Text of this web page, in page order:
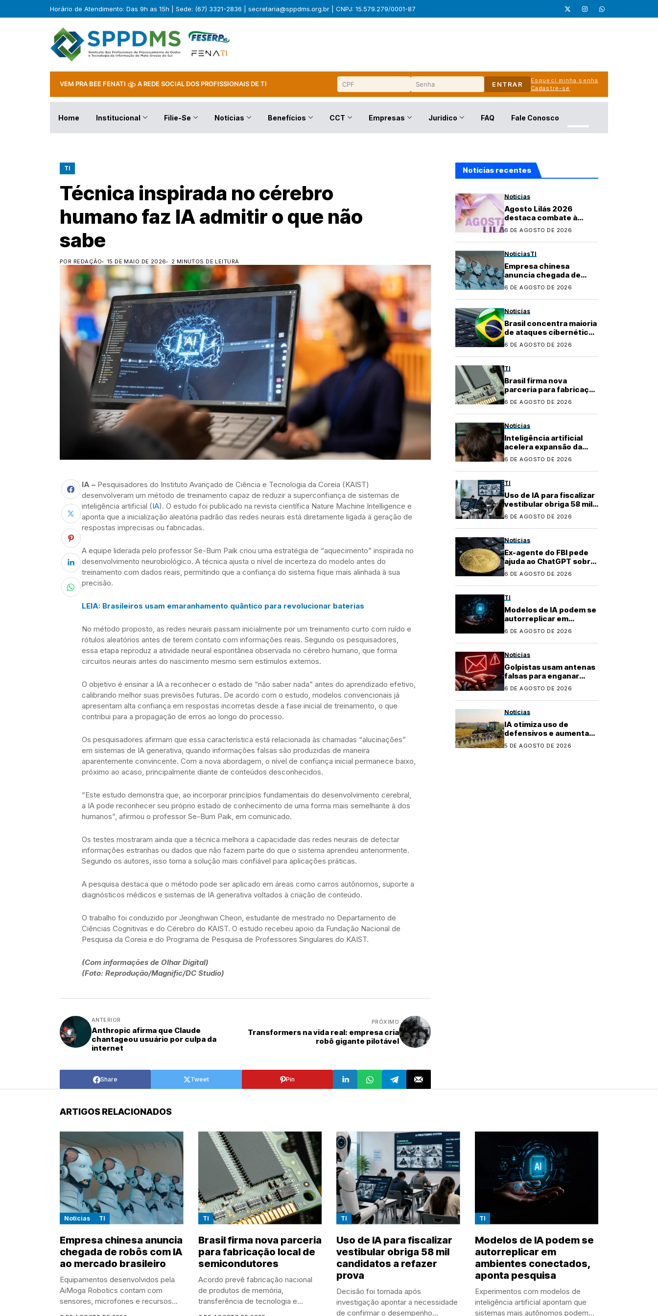
Horário de Atendimento: Das 9h as 15h | Sede: (67) 3321-2836 | secretaria@sppdms.org.br | CNPJ: 15.579.279/0001-87
VEM PRA BEE FENATI A REDE SOCIAL DOS PROFISSIONAIS DE TI ENTRAR
Esqueci minha senha
Cadastre-se
Home Institucional Filie-Se Notícias Benefícios CCT Empresas Jurídico FAQ Fale Conosco
TI
Técnica inspirada no cérebro
humano faz IA admitir o que não
sabe
POR REDAÇÃO 15 DE MAIO DE 2026 2 MINUTOS DE LEITURA
IA – Pesquisadores do Instituto Avançado de Ciência e Tecnologia da Coreia (KAIST)
desenvolveram um método de treinamento capaz de reduzir a superconfiança de sistemas de
inteligência artificial (IA). O estudo foi publicado na revista científica Nature Machine Intelligence e
aponta que a inicialização aleatória padrão das redes neurais está diretamente ligada à geração de
respostas imprecisas ou fabricadas.
A equipe liderada pelo professor Se-Bum Paik criou uma estratégia de “aquecimento” inspirada no
desenvolvimento neurobiológico. A técnica ajusta o nível de incerteza do modelo antes do
treinamento com dados reais, permitindo que a confiança do sistema fique mais alinhada à sua
precisão.
LEIA: Brasileiros usam emaranhamento quântico para revolucionar baterias
No método proposto, as redes neurais passam inicialmente por um treinamento curto com ruído e
rótulos aleatórios antes de terem contato com informações reais. Segundo os pesquisadores,
essa etapa reproduz a atividade neural espontânea observada no cérebro humano, que forma
circuitos neurais antes do nascimento mesmo sem estímulos externos.
O objetivo é ensinar a IA a reconhecer o estado de “não saber nada” antes do aprendizado efetivo,
calibrando melhor suas previsões futuras. De acordo com o estudo, modelos convencionais já
apresentam alta confiança em respostas incorretas desde a fase inicial de treinamento, o que
contribui para a propagação de erros ao longo do processo.
Os pesquisadores afirmam que essa característica está relacionada às chamadas “alucinações”
em sistemas de IA generativa, quando informações falsas são produzidas de maneira
aparentemente convincente. Com a nova abordagem, o nível de confiança inicial permanece baixo,
próximo ao acaso, principalmente diante de conteúdos desconhecidos.
“Este estudo demonstra que, ao incorporar princípios fundamentais do desenvolvimento cerebral,
a IA pode reconhecer seu próprio estado de conhecimento de uma forma mais semelhante à dos
humanos”, afirmou o professor Se-Bum Paik, em comunicado.
Os testes mostraram ainda que a técnica melhora a capacidade das redes neurais de detectar
informações estranhas ou dados que não fazem parte do que o sistema aprendeu anteriormente.
Segundo os autores, isso torna a solução mais confiável para aplicações práticas.
A pesquisa destaca que o método pode ser aplicado em áreas como carros autônomos, suporte a
diagnósticos médicos e sistemas de IA generativa voltados à criação de conteúdo.
O trabalho foi conduzido por Jeonghwan Cheon, estudante de mestrado no Departamento de
Ciências Cognitivas e do Cérebro do KAIST. O estudo recebeu apoio da Fundação Nacional de
Pesquisa da Coreia e do Programa de Pesquisa de Professores Singulares do KAIST.
(Com informações de Olhar Digital)
(Foto: Reprodução/Magnific/DC Studio)
ANTERIOR
Anthropic afirma que Claude
chantageou usuário por culpa da
internet
PRÓXIMO
Transformers na vida real: empresa cria
robô gigante pilotável
Share Tweet Pin
Notícias recentes
Notícias
Agosto Lilás 2026
destaca combate à
violência contra a
da Lei Maria da Penha
6 DE AGOSTO DE 2026
NotíciasTI
Empresa chinesa
anuncia chegada de
robôs com IA ao
6 DE AGOSTO DE 2026
Notícias
Brasil concentra maioria
de ataques cibernéticos
na América Latina
6 DE AGOSTO DE 2026
TI
Brasil firma nova
parceria para fabricação
local de
6 DE AGOSTO DE 2026
Notícias
Inteligência artificial
acelera expansão da
indústria do cibercrime
6 DE AGOSTO DE 2026
TI
Uso de IA para fiscalizar
vestibular obriga 58 mil
candidatos a refazer
6 DE AGOSTO DE 2026
Notícias
Ex-agente do FBI pede
ajuda ao ChatGPT sobre
como investir dinheiro
6 DE AGOSTO DE 2026
TI
Modelos de IA podem se
autorreplicar em
ambientes conectados,
6 DE AGOSTO DE 2026
Notícias
Golpistas usam antenas
falsas para enganar
celulares e enviar
fraudulentas
6 DE AGOSTO DE 2026
Notícias
IA otimiza uso de
defensivos e aumenta
precisão no
5 DE AGOSTO DE 2026
ARTIGOS RELACIONADOS
Notícias TI
Empresa chinesa anuncia
chegada de robôs com IA
ao mercado brasileiro
Equipamentos desenvolvidos pela
AiMoga Robotics contam com
sensores, microfones e recursos
TI
Brasil firma nova parceria
para fabricação local de
semicondutores
Acordo prevê fabricação nacional
de produtos de memória,
transferência de tecnologia e...
TI
Uso de IA para fiscalizar
vestibular obriga 58 mil
candidatos a refazer
prova
Decisão foi tomada após
investigação apontar a necessidade
de confirmar o desempenho...
TI
Modelos de IA podem se
autorreplicar em
ambientes conectados,
aponta pesquisa
Experimentos com modelos de
inteligência artificial apontam que
sistemas mais autônomos podem...